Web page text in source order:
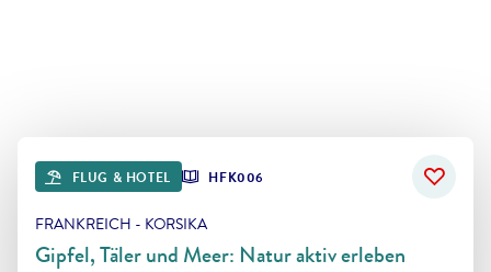
FLUG & HOTEL HFK006
FRANKREICH - KORSIKA
Gipfel, Täler und Meer: Natur aktiv erleben